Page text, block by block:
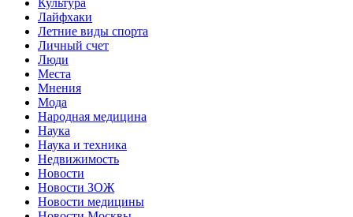
Лайфхаки
Летние виды спорта
Личный счет
Люди
Места
Мнения
Мода
Народная медицина
Наука
Наука и техника
Недвижимость
Новости
Новости ЗОЖ
Новости медицины